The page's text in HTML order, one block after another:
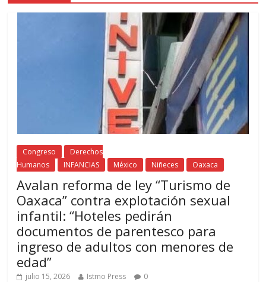
Congreso
Derechos
Humanos
INFANCIAS México Niñeces Oaxaca
Avalan reforma de ley “Turismo de
Oaxaca” contra explotación sexual
infantil: “Hoteles pedirán
documentos de parentesco para
ingreso de adultos con menores de
edad”
julio 15, 2026 Istmo Press 0